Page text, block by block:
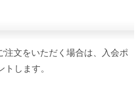
注文をいただく場合は、入会ポ
します。